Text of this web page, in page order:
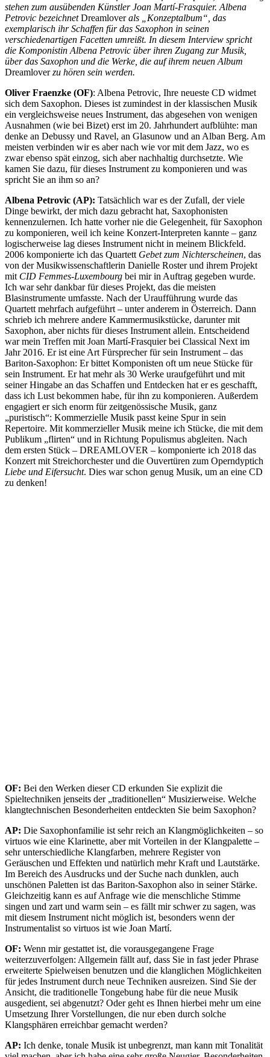
stehen zum ausübenden Künstler Joan Martí-Frasquier. Albena
Petrovic bezeichnetDreamloverals „Konzeptalbum“, das
exemplarisch ihr Schaffen für das Saxophon in seinen
verschiedenartigen Facetten umreißt. In diesem Interview spricht
die Komponistin Albena Petrovic über ihren Zugang zur Musik,
über das Saxophon und die Werke, die auf ihrem neuen Album
Dreamloverzu hören sein werden.
Oliver Fraenzke (OF): Albena Petrovic, Ihre neueste CD widmet
sich dem Saxophon. Dieses ist zumindest in der klassischen Musik
ein vergleichsweise neues Instrument, das abgesehen von wenigen
Ausnahmen (wie bei Bizet) erst im 20. Jahrhundert aufblühte: man
denke an Debussy und Ravel, an Glasunow und an Alban Berg. Am
meisten verbinden wir es aber nach wie vor mit dem Jazz, wo es
zwar ebenso spät einzog, sich aber nachhaltig durchsetzte. Wie
kamen Sie dazu, für dieses Instrument zu komponieren und was
spricht Sie an ihm so an?
Albena Petrovic (AP): Tatsächlich war es der Zufall, der viele
Dinge bewirkt, der mich dazu gebracht hat, Saxophonisten
kennenzulernen. Ich hatte vorher nie die Gelegenheit, für Saxophon
zu komponieren, weil ich keine Konzert-Interpreten kannte – ganz
logischerweise lag dieses Instrument nicht in meinem Blickfeld.
2006 komponierte ich das Quartett Gebet zum Nichterscheinen, das
von der Musikwissenschaftlerin Danielle Roster und ihrem Projekt
mit CID Femmes-Luxembourg bei mir in Auftrag gegeben wurde.
Ich war sehr dankbar für dieses Projekt, das die meisten
Blasinstrumente umfasste. Nach der Uraufführung wurde das
Quartett mehrfach aufgeführt – unter anderem in Österreich. Dann
schrieb ich mehrere andere Kammermusikstücke, darunter mit
Saxophon, aber nichts für dieses Instrument allein. Entscheidend
war mein Treffen mit Joan Martí-Frasquier bei Classical Next im
Jahr 2016. Er ist eine Art Fürsprecher für sein Instrument – das
Bariton-Saxophon: Er bittet Komponisten oft um neue Stücke für
sein Instrument. Er hat mehr als 30 Werke uraufgeführt und mit
seiner Hingabe an das Schaffen und Entdecken hat er es geschafft,
dass ich Lust bekommen habe, für ihn zu komponieren. Außerdem
engagiert er sich enorm für zeitgenössische Musik, ganz
„puristisch“: Kommerzielle Musik passt keine Spur in sein
Repertoire. Mit kommerzieller Musik meine ich Stücke, die mit dem
Publikum „flirten“ und in Richtung Populismus abgleiten. Nach
dem ersten Stück – DREAMLOVER – komponierte ich 2018 das
Konzert mit Streichorchester und die Ouvertüren zum Operndyptich
Liebe und Eifersucht. Dies war schon genug Musik, um an eine CD
zu denken!
OF: Bei den Werken dieser CD erkunden Sie explizit die
Spieltechniken jenseits der „traditionellen“ Musizierweise. Welche
klangtechnischen Besonderheiten entdeckten Sie beim Saxophon?
AP: Die Saxophonfamilie ist sehr reich an Klangmöglichkeiten – so
virtuos wie eine Klarinette, aber mit Vorteilen in der Klangpalette –
sehr unterschiedliche Klangfarben, mehrere Register von
Geräuschen und Effekten und natürlich mehr Kraft und Lautstärke.
Im Bereich des Ausdrucks und der Suche nach dunklen, auch
unschönen Paletten ist das Bariton-Saxophon also in seiner Stärke.
Gleichzeitig kann es auf Anfrage wie die menschliche Stimme
singen und zart und warm sein – es fällt mir schwer zu sagen, was
mit diesem Instrument nicht möglich ist, besonders wenn der
Instrumentalist so virtuos ist wie Joan Martí.
OF: Wenn mir gestattet ist, die vorausgegangene Frage
weiterzuverfolgen: Allgemein fällt auf, dass Sie in fast jeder Phrase
erweiterte Spielweisen benutzen und die klanglichen Möglichkeiten
für jedes Instrument durch neue Techniken ausreizen. Sind Sie der
Ansicht, die traditionelle Tongebung habe für die neue Musik
ausgedient, sei abgenutzt? Oder geht es Ihnen hierbei mehr um eine
Umsetzung Ihrer Vorstellungen, die nur eben durch solche
Klangsphären erreichbar gemacht werden?
AP: Ich denke, tonale Musik ist unbegrenzt, man kann mit Tonalität